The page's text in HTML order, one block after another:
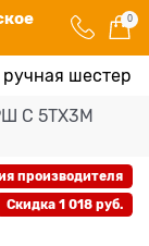
0
ручная
C 5ТХ3М
производителя
Скидка 1 018 руб.